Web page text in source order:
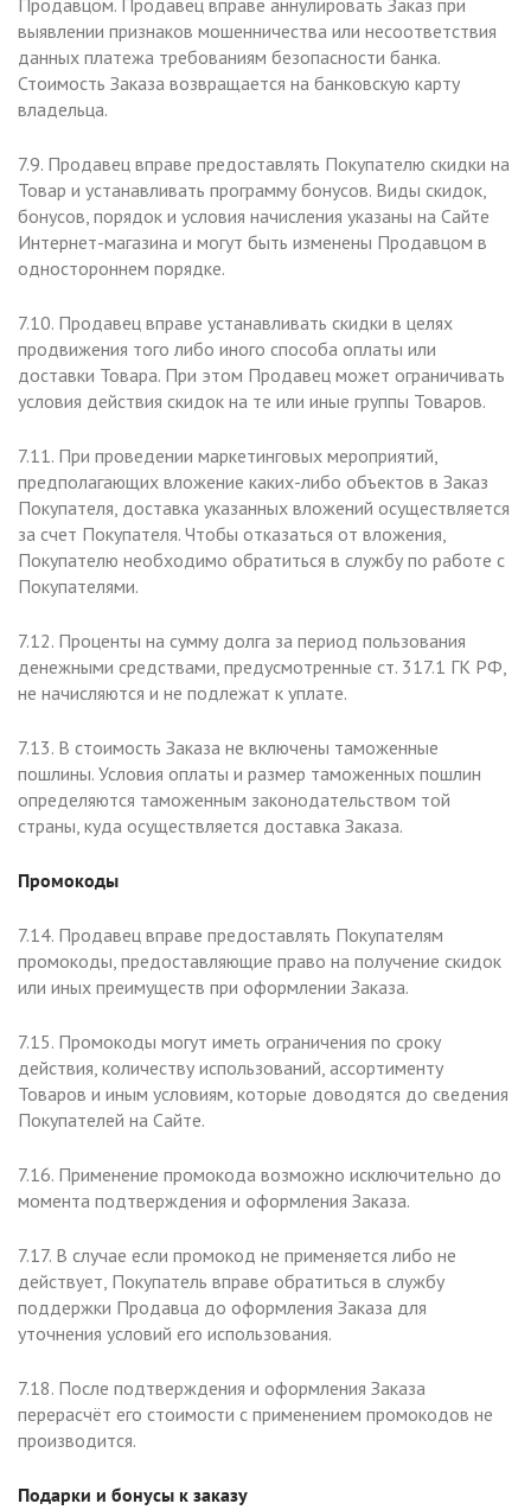
Продавцом. Продавец вправе аннулировать Заказ при
выявлении признаков мошенничества или несоответствия
данных платежа требованиям безопасности банка.
Стоимость Заказа возвращается на банковскую карту
владельца.
7.9. Продавец вправе предоставлять Покупателю скидки на
Товар и устанавливать программу бонусов. Виды скидок,
бонусов, порядок и условия начисления указаны на Сайте
Интернет-магазина и могут быть изменены Продавцом в
одностороннем порядке.
7.10. Продавец вправе устанавливать скидки в целях
продвижения того либо иного способа оплаты или
доставки Товара. При этом Продавец может ограничивать
условия действия скидок на те или иные группы Товаров.
7.11. При проведении маркетинговых мероприятий,
предполагающих вложение каких-либо объектов в Заказ
Покупателя, доставка указанных вложений осуществляется
за счет Покупателя. Чтобы отказаться от вложения,
Покупателю необходимо обратиться в службу по работе с
Покупателями.
7.12. Проценты на сумму долга за период пользования
денежными средствами, предусмотренные ст. 317.1 ГК РФ,
не начисляются и не подлежат к уплате.
7.13. В стоимость Заказа не включены таможенные
пошлины. Условия оплаты и размер таможенных пошлин
определяются таможенным законодательством той
страны, куда осуществляется доставка Заказа.
Промокоды
7.14. Продавец вправе предоставлять Покупателям
промокоды, предоставляющие право на получение скидок
или иных преимуществ при оформлении Заказа.
7.15. Промокоды могут иметь ограничения по сроку
действия, количеству использований, ассортименту
Товаров и иным условиям, которые доводятся до сведения
Покупателей на Сайте.
7.16. Применение промокода возможно исключительно до
момента подтверждения и оформления Заказа.
7.17. В случае если промокод не применяется либо не
действует, Покупатель вправе обратиться в службу
поддержки Продавца до оформления Заказа для
уточнения условий его использования.
7.18. После подтверждения и оформления Заказа
перерасчёт его стоимости с применением промокодов не
производится.
Подарки и бонусы к заказу